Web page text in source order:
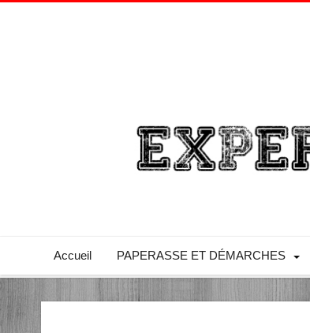
Accueil PAPERASSE ET DÉMARCHES